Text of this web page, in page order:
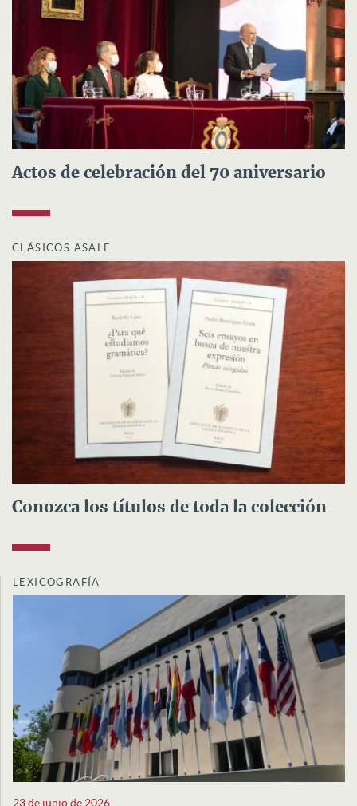
Actos de celebración del 70 aniversario
CLÁSICOS ASALE
Conozca los títulos de toda la colección
LEXICOGRAFÍA
23 de junio de 2026